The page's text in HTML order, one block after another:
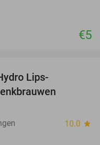
€5
Lips-
10.0 star